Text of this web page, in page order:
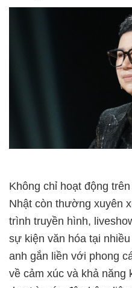
Không chỉ hoạt động
Nhật còn thường xuyên
trình truyền hình,
sự kiện văn hóa tại
anh gắn liền với phong
về cảm xúc và khả năng